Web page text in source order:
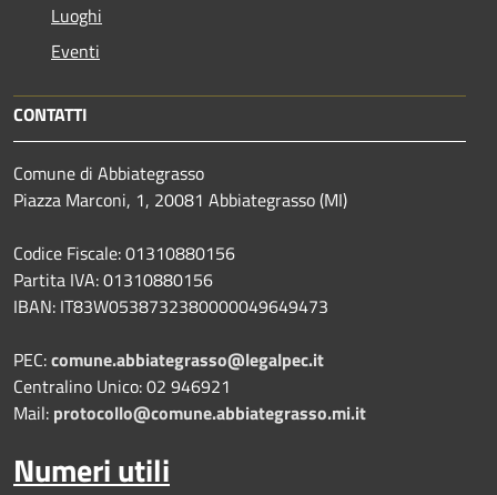
Luoghi
Eventi
CONTATTI
Comune di Abbiategrasso
Piazza Marconi, 1, 20081 Abbiategrasso (MI)
Codice Fiscale: 01310880156
Partita IVA: 01310880156
IBAN: IT83W0538732380000049649473
PEC:comune.abbiategrasso@legalpec.it
Centralino Unico: 02 946921
Mail: protocollo@comune.abbiategrasso.mi.it
Numeri utili